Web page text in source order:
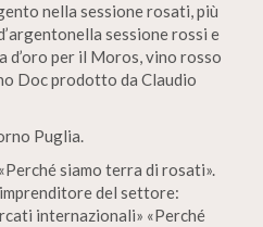
nella sessione rosati, più
sessione rossi e
d’oro per il Moros, vino rosso
Doc prodotto da Claudio
Puglia.
siamo terra di rosati».
del settore:
internazionali» «Perché